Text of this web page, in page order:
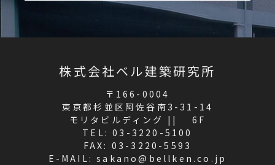
株式会社ベル建築研究所
〒166-0004
東京都杉並区阿佐谷南3-31-14
モリタビルディング || 6F
TEL:03-3220-5100
FAX: 03-3220-5593
E-MAIL:sakano@bellken.co.jp